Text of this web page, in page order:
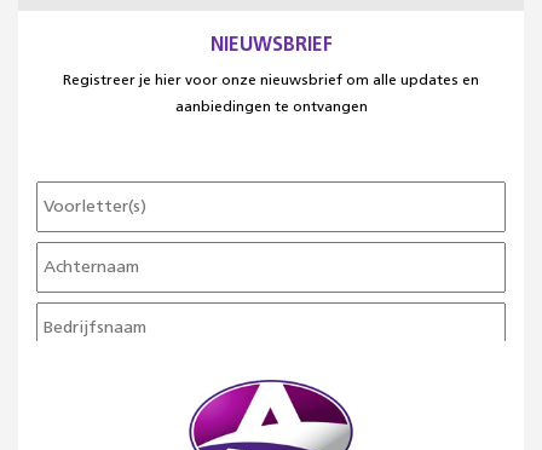
NIEUWSBRIEF
Registreer je hier voor onze nieuwsbrief om alle updates en
aanbiedingen te ontvangen